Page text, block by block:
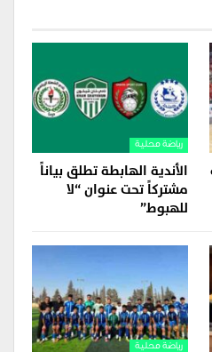
رياضة محلية
الأندية الهابطة تطلق بياناً
مشتركاً تحت عنوان “لا
للهبوط”
رياضة محلية